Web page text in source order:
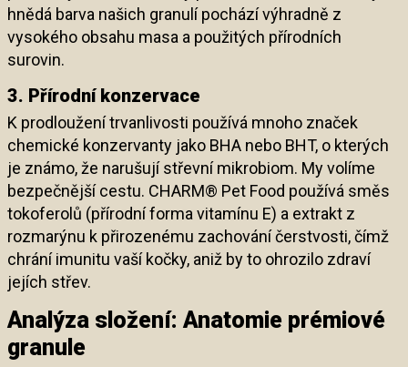
hnědá barva našich granulí pochází výhradně z
vysokého obsahu masa a použitých přírodních
surovin.
3. Přírodní konzervace
K prodloužení trvanlivosti používá mnoho značek
chemické konzervanty jako BHA nebo BHT, o kterých
je známo, že narušují střevní mikrobiom. My volíme
bezpečnější cestu. CHARM® Pet Food používá směs
tokoferolů (přírodní forma vitamínu E) a extrakt z
rozmarýnu k přirozenému zachování čerstvosti, čímž
chrání imunitu vaší kočky, aniž by to ohrozilo zdraví
jejích střev.
Analýza složení: Anatomie prémiové
granule